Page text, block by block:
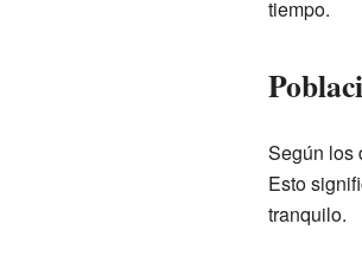
tiempo.
Según los
Esto
tranquilo.